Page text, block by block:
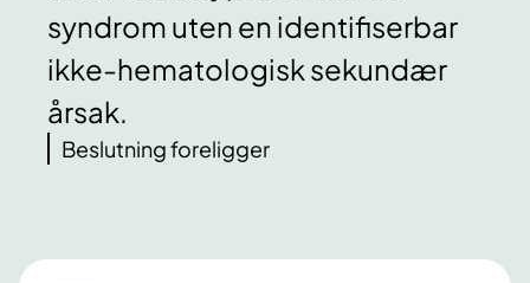
syndrom uten en identifiserbar
ikke-hematologisk sekundær
årsak.
Beslutning foreligger